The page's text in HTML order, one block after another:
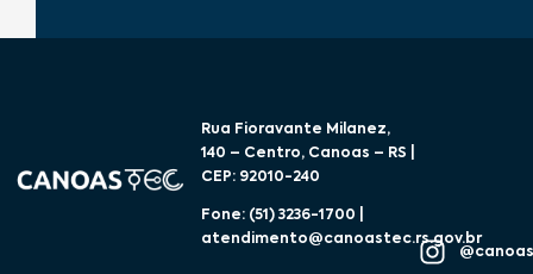
Rua Fioravante Milanez,
140 – Centro, Canoas – RS |
CEP: 92010-240
Fone: (51) 3236-1700 |
atendimento@canoastec.rs.gov.br